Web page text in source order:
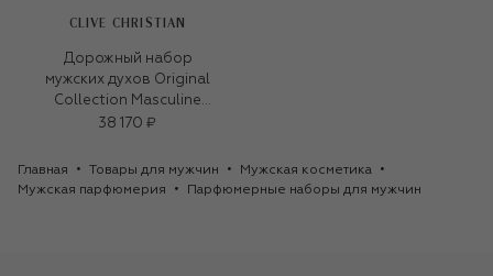
CLIVE CHRISTIAN
Дорожный набор
мужских духов Original
Collection Masculine
(3x10ml)
38 170 ₽
Главная Товары для мужчин
Мужская косметика
Мужская парфюмерия
Парфюмерные наборы для мужчин